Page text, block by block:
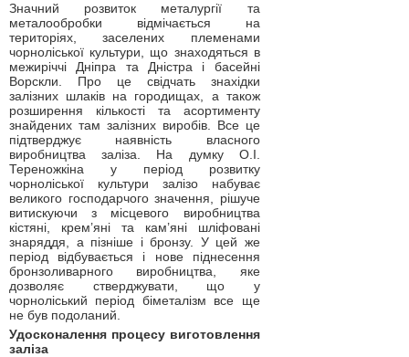
Значний розвиток металургії та
металообробки відмічається на
територіях, заселених племенами
чорноліської культури, що знаходяться в
межиріччі Дніпра та Дністра і басейні
Ворскли. Про це свідчать знахідки
залізних шлаків на городищах, а також
розширення кількості та асортименту
знайдених там залізних виробів. Все це
підтверджує наявність власного
виробництва заліза. На думку О.І.
Тереножкіна у період розвитку
чорноліської культури залізо набуває
великого господарчого значення, рішуче
витискуючи з місцевого виробництва
кістяні, крем’яні та кам’яні шліфовані
знаряддя, а пізніше і бронзу. У цей же
період відбувається і нове піднесення
бронзоливарного виробництва, яке
дозволяє стверджувати, що у
чорноліський період біметалізм все ще
не був подоланий.
Удосконалення процесу виготовлення
заліза